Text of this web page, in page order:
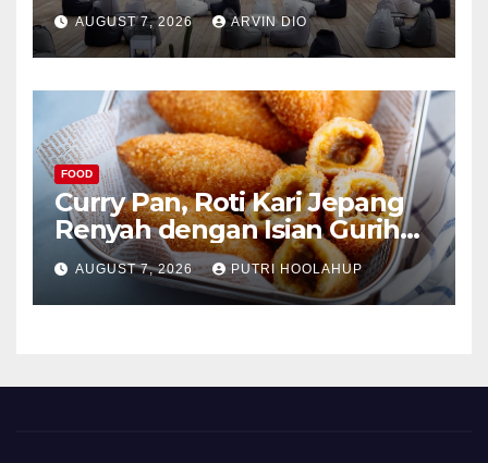
AUGUST 7, 2026 ARVIN DIO
FOOD
Curry Pan, Roti Kari Jepang
Renyah dengan Isian Gurih
Menggoda
AUGUST 7, 2026 PUTRI HOOLAHUP